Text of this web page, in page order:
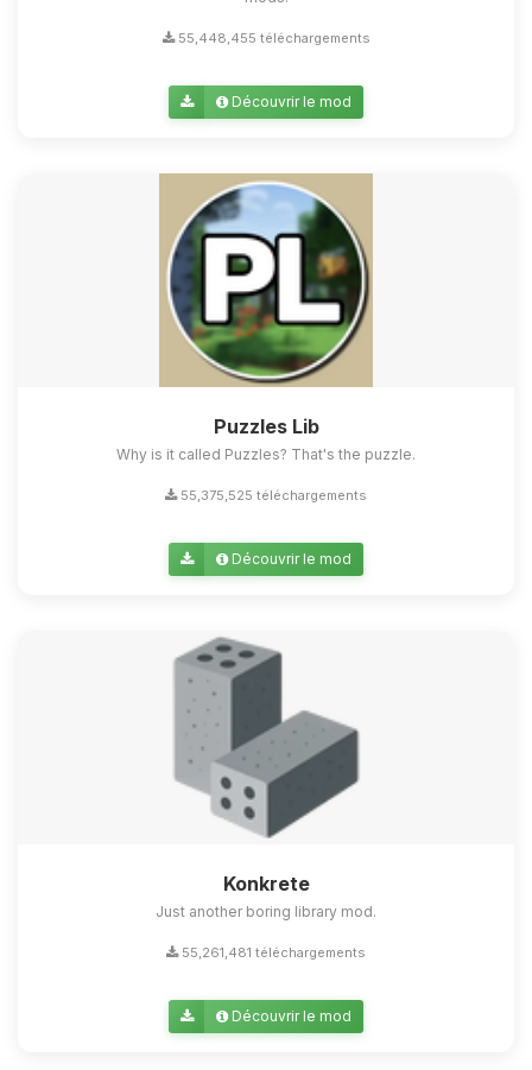
55,448,455 téléchargements
Découvrir le mod
Puzzles Lib
Why is it called Puzzles? That's the puzzle.
55,375,525 téléchargements
Découvrir le mod
Konkrete
Just another boring library mod.
55,261,481 téléchargements
Découvrir le mod